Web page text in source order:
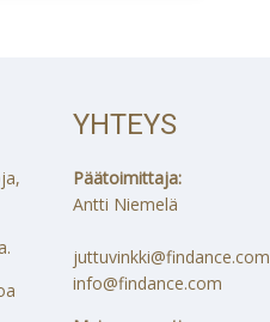
YHTEYS
Päätoimittaja:
Antti Niemelä
juttuvinkki@findance.com
info@findance.com